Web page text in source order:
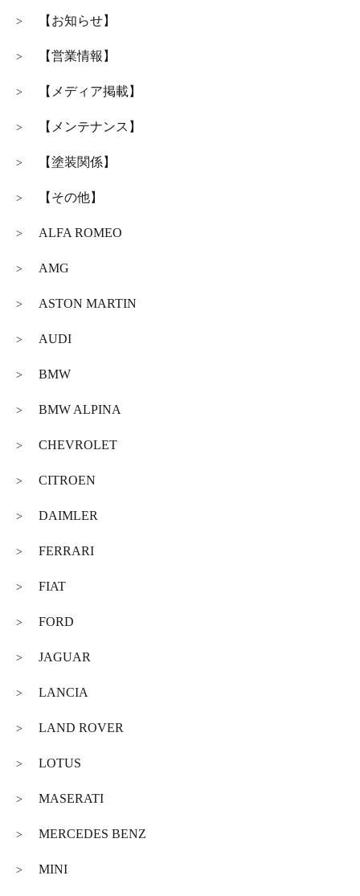
> 【お知らせ】
> 【営業情報】
> 【メディア掲載】
> 【メンテナンス】
> 【塗装関係】
> 【その他】
> ALFA ROMEO
> AMG
> ASTON MARTIN
> AUDI
> BMW
> BMW ALPINA
> CHEVROLET
> CITROEN
> DAIMLER
> FERRARI
> FIAT
> FORD
> JAGUAR
> LANCIA
> LAND ROVER
> LOTUS
> MASERATI
> MERCEDES BENZ
> MINI